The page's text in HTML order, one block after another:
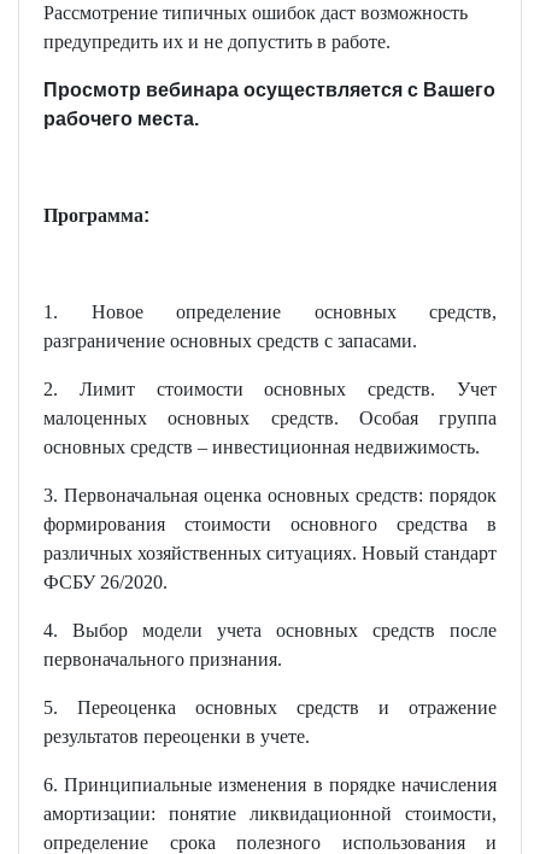
Рассмотрение типичных ошибок даст возможность
предупредить их и не допустить в работе.
Просмотр вебинара осуществляется с Вашего
рабочего места.
Программа:
1. Новое определение основных средств,
разграничение основных средств с запасами.
2. Лимит стоимости основных средств. Учет
малоценных основных средств. Особая группа
основных средств – инвестиционная недвижимость.
3. Первоначальная оценка основных средств: порядок
формирования стоимости основного средства в
различных хозяйственных ситуациях. Новый стандарт
ФСБУ 26/2020.
4. Выбор модели учета основных средств после
первоначального признания.
5. Переоценка основных средств и отражение
результатов переоценки в учете.
6. Принципиальные изменения в порядке начисления
амортизации: понятие ликвидационной стоимости,
определение срока полезного использования и